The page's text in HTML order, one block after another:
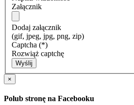
Załącznik
Dodaj załącznik
(gif, jpeg, jpg, png, zip)
Captcha (*)
Rozwiąż captchę
Wyślij
×
Polub stronę na Facebooku